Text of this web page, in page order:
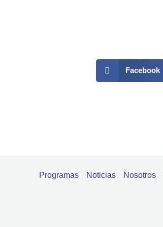
Facebook
Programas Noticias Nosotros